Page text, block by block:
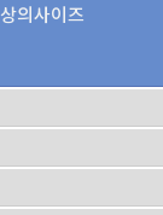
상의사이즈